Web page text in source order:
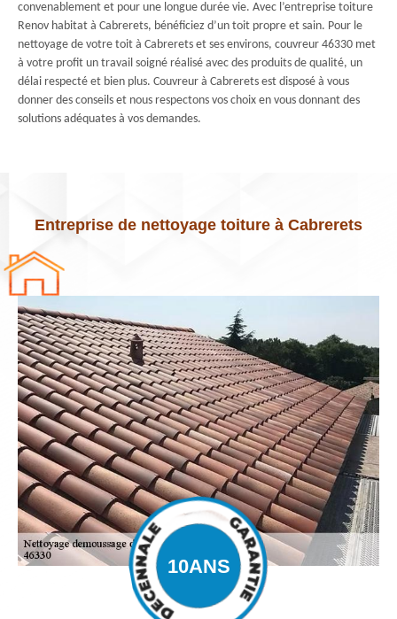
convenablement et pour une longue durée vie. Avec l’entreprise toiture
Renov habitat à Cabrerets, bénéficiez d’un toit propre et sain. Pour le
nettoyage de votre toit à Cabrerets et ses environs, couvreur 46330 met
à votre profit un travail soigné réalisé avec des produits de qualité, un
délai respecté et bien plus. Couvreur à Cabrerets est disposé à vous
donner des conseils et nous respectons vos choix en vous donnant des
solutions adéquates à vos demandes.
Entreprise de nettoyage toiture à Cabrerets